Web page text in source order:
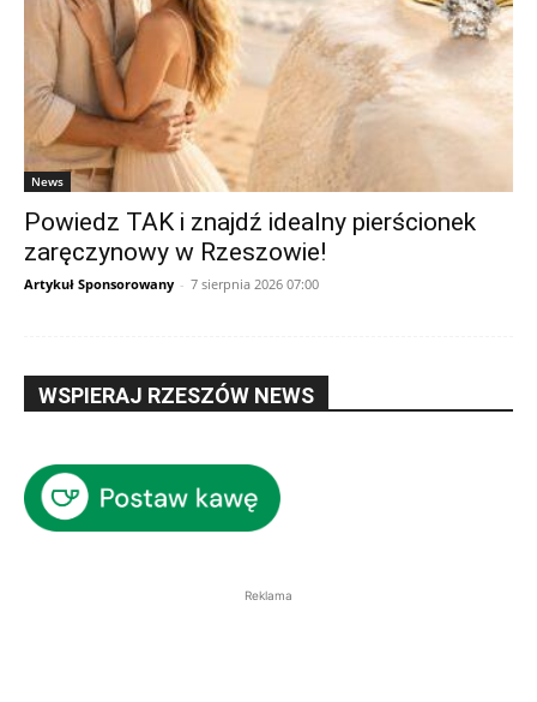
News
Powiedz TAK i znajdź idealny pierścionek
zaręczynowy w Rzeszowie!
Artykuł Sponsorowany - 7 sierpnia 2026 07:00
WSPIERAJ RZESZÓW NEWS
Reklama